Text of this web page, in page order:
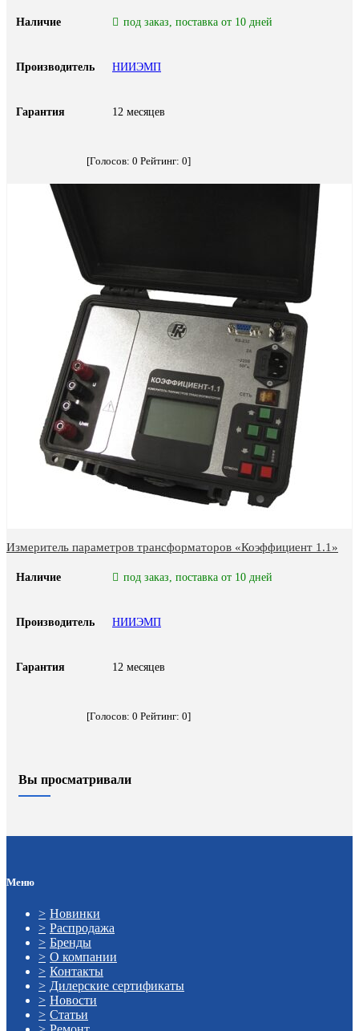
Наличие под заказ, поставка от 10 дней
Производитель НИИЭМП
Гарантия 12 месяцев
[Голосов: 0 Рейтинг: 0]
Измеритель параметров трансформаторов «Коэффициент 1.1»
Наличие под заказ, поставка от 10 дней
Производитель НИИЭМП
Гарантия 12 месяцев
[Голосов: 0 Рейтинг: 0]
Вы просматривали
Меню
Новинки
Распродажа
Бренды
О компании
Контакты
Дилерские сертификаты
Новости
Статьи